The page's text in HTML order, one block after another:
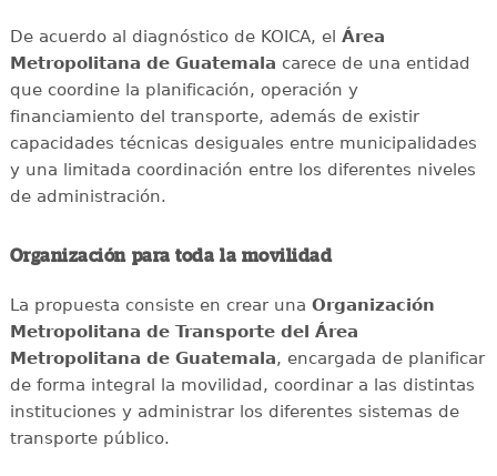
De acuerdo al diagnóstico de KOICA, el Área
Metropolitana de Guatemala carece de una entidad
que coordine la planificación, operación y
financiamiento del transporte, además de existir
capacidades técnicas desiguales entre municipalidades
y una limitada coordinación entre los diferentes niveles
de administración.
Organización para toda la movilidad
La propuesta consiste en crear una Organización
Metropolitana de Transporte del Área
Metropolitana de Guatemala, encargada de planificar
de forma integral la movilidad, coordinar a las distintas
instituciones y administrar los diferentes sistemas de
transporte público.